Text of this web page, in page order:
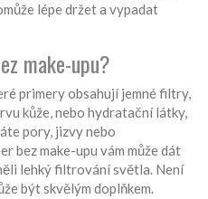
lépe držet a vypadat
make-upu?
primery obsahují jemné filtry,
kůže, nebo hydratační látky,
pory, jizvy nebo
bez make-upu vám může dát
lehký filtrování světla. Není
být skvělým doplňkem.